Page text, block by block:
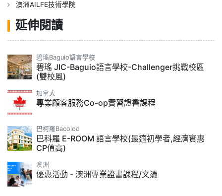
澳洲AILFE技術學院
延伸閱讀
碧瑤Baguio語言學校
碧瑤 JIC-Baguio語言學校-Challenger挑戰校區
(雙校風)
加拿大
專業顧客服務Co-op實習證書課程
巴柯羅Bacolod
巴科羅 E-ROOM 語言學校(最適初學者,經濟實惠
CP值高)
澳洲
優惠活動 - 澳洲專業證書課程/文憑